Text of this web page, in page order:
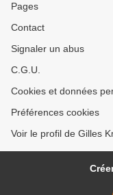
Pages
Contact
Signaler un abus
C.G.U.
Cookies et données
Préférences cookies
Voir le profil de Gilles